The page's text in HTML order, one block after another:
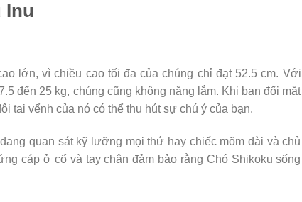
Inu
lớn, vì chiều cao tối đa của chúng chỉ đạt 52.5 cm. Với
đến 25 kg, chúng cũng không nặng lắm. Khi bạn đối mặt
tai vểnh của nó có thể thu hút sự chú ý của bạn.
quan sát kỹ lưỡng mọi thứ hay chiếc mõm dài và chủ
cáp ở cổ và tay chân đảm bảo rằng Chó Shikoku sống